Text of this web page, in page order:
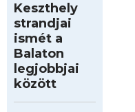
Keszthely
strandjai
ismét a
Balaton
legjobbjai
között